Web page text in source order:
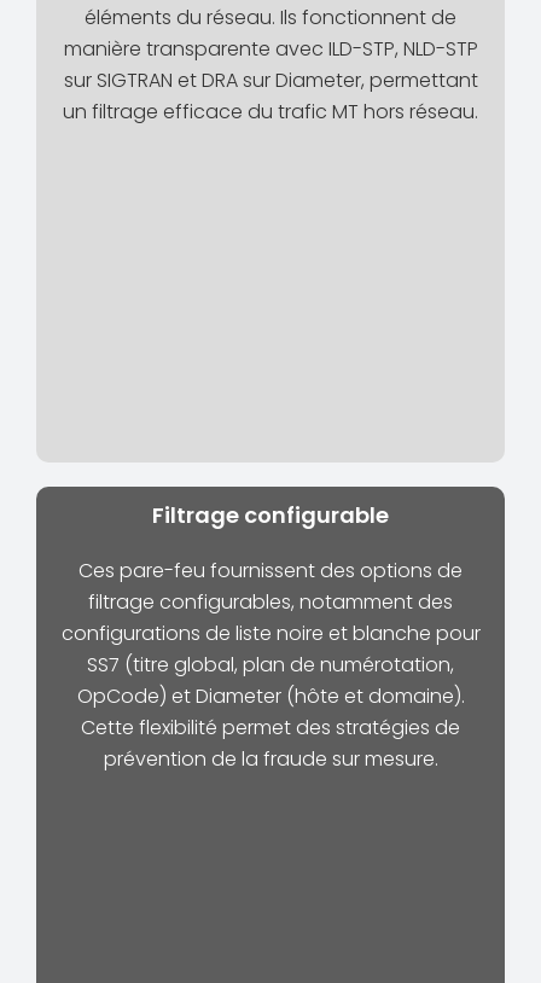
éléments du réseau. Ils fonctionnent de
manière transparente avec ILD-STP, NLD-STP
sur SIGTRAN et DRA sur Diameter, permettant
un filtrage efficace du trafic MT hors réseau.
Filtrage configurable
Ces pare-feu fournissent des options de
filtrage configurables, notamment des
configurations de liste noire et blanche pour
SS7 (titre global, plan de numérotation,
OpCode) et Diameter (hôte et domaine).
Cette flexibilité permet des stratégies de
prévention de la fraude sur mesure.